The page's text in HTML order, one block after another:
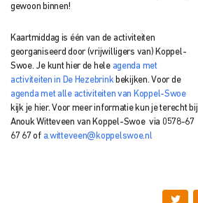
gewoon binnen!
Kaartmiddag is één van de activiteiten
georganiseerd door (vrijwilligers van) Koppel-
Swoe. Je kunt hier de hele agenda met
activiteiten in De Hezebrink bekijken. Voor de
agenda met alle activiteiten van Koppel-Swoe
kijk je hier. Voor meer informatie kun je terecht bij
Anouk Witteveen van Koppel-Swoe via 0578-67
67 67 of a.witteveen@koppelswoe.nl